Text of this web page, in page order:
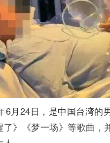
6月24日，是中国台湾的
》《梦一场》等歌曲